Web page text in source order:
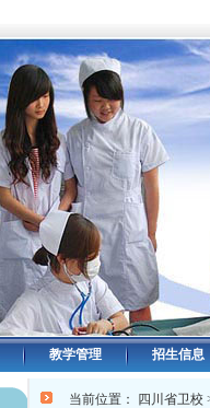
教学管理 招生信息
当前位置： 四川省卫校